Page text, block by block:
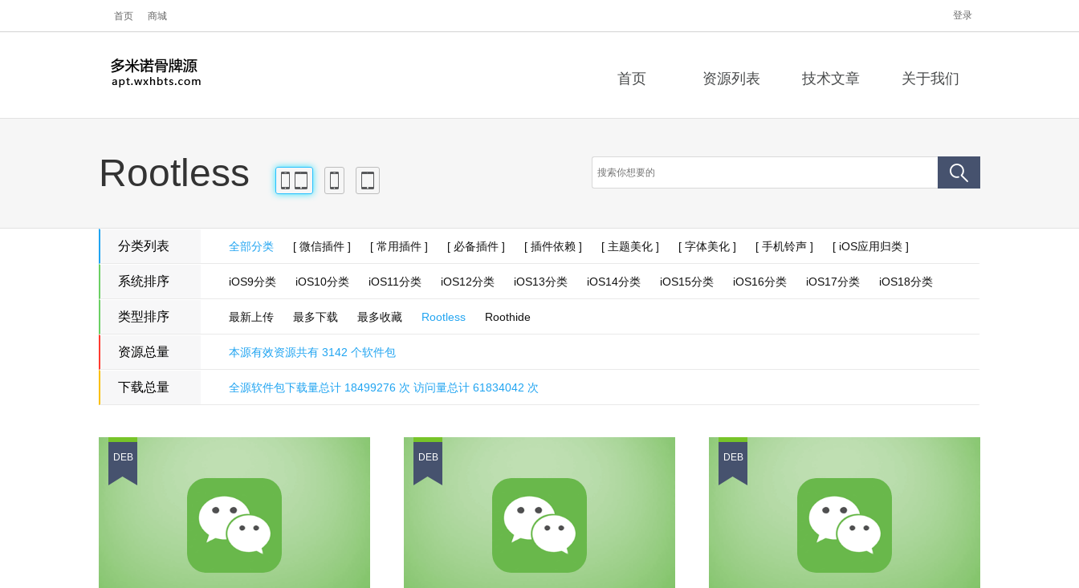
首页 商城 登录
首页 资源列表 技术文章 关于我们
Rootless
分类列表 全部分类 [ 微信插件 ] [ 常用插件 ] [ 必备插件 ] [ 插件依赖 ] [ 主题美化 ] [ 字体美化 ] [ 手机铃声 ] [ iOS应用归类 ]
系统排序 iOS9分类 iOS10分类 iOS11分类 iOS12分类 iOS13分类 iOS14分类 iOS15分类 iOS16分类 iOS17分类 iOS18分类
类型排序 最新上传 最多下载 最多收藏 Rootless Roothide
资源总量 本源有效资源共有 3142 个软件包
下载总量 全源软件包下载量总计 18499276 次 访问量总计 61834042 次
DEB DEB DEB